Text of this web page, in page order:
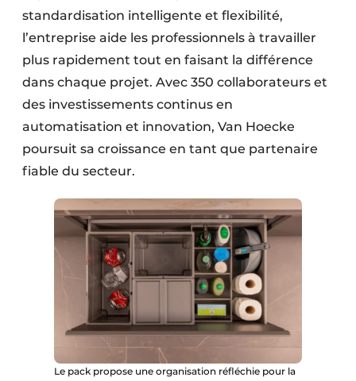
standardisation intelligente et flexibilité,
l’entreprise aide les professionnels à travailler
plus rapidement tout en faisant la différence
dans chaque projet. Avec 350 collaborateurs et
des investissements continus en
automatisation et innovation, Van Hoecke
poursuit sa croissance en tant que partenaire
fiable du secteur.
Le pack propose une organisation réfléchie pour la